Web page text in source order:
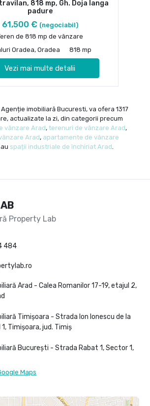
818 mp, Gh. Doja langa
padure
61,500 € (negociabil)
de 818 mp de vânzare
Oradea, Oradea
818 mp
Vezi mai multe detalii
Agenție imobiliară Bucuresti, va ofera 1317
actualizate la zi, din categorii precum
vânzare Arad, terenuri de vânzare Arad,
Arad, apartamente de vânzare
spații industriale de închiriat Arad
484
Arad - Calea Romanilor 17-19, etajul 2,
Timișoara - Strada Ion Ionescu de la
1, Timișoara, jud. Timiș
București - Strada Rabat 1, Sector 1,
Maps